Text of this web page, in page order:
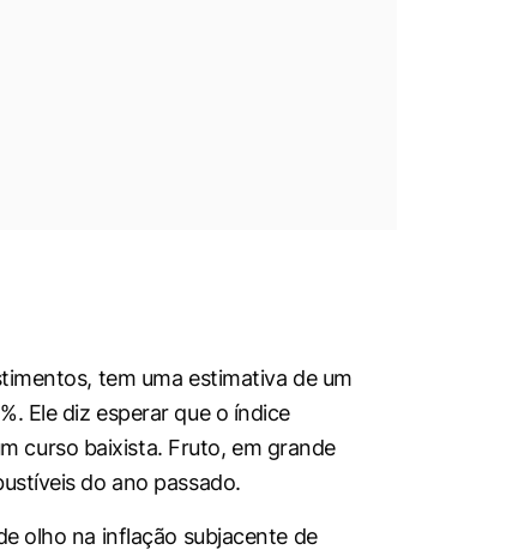
tem uma estimativa de um
Ele diz esperar que o índice
curso baixista. Fruto, em grande
do ano passado.
olho na inflação subjacente de